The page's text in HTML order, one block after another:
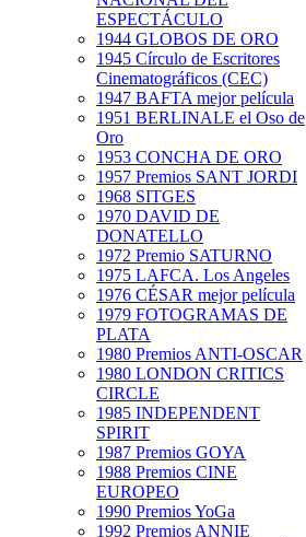
ESPECTÁCULO
1944 GLOBOS DE ORO
1945 Círculo de Escritores
Cinematográficos (CEC)
1947 BAFTA mejor película
1951 BERLINALE el Oso de
Oro
1953 CONCHA DE ORO
1957 Premios SANT JORDI
1968 SITGES
1970 DAVID DE
DONATELLO
1972 Premio SATURNO
1975 LAFCA. Los Angeles
1976 CÉSAR mejor película
1979 FOTOGRAMAS DE
PLATA
1980 Premios ANTI-OSCAR
1980 LONDON CRITICS
CIRCLE
1985 INDEPENDENT
SPIRIT
1987 Premios GOYA
1988 Premios CINE
EUROPEO
1990 Premios YoGa
1992 Premios ANNIE